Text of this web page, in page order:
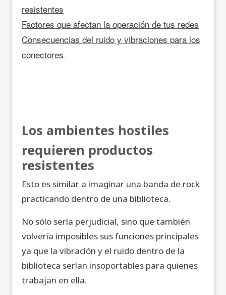
resistentes
Factores que afectan la operación de tus redes
Consecuencias del ruido y vibraciones para los
conectores
Los ambientes hostiles
requieren productos
resistentes
Esto es similar a imaginar una banda de rock
practicando dentro de una biblioteca.
No sólo sería perjudicial, sino que también
volvería imposibles sus funciones principales
ya que la vibración y el ruido dentro de la
biblioteca serían insoportables para quienes
trabajan en ella.